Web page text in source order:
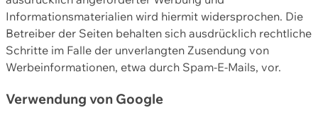
Informationsmaterialien wird hiermit widersprochen. Die
Betreiber der Seiten behalten sich ausdrücklich rechtliche
Schritte im Falle der unverlangten Zusendung von
Werbeinformationen, etwa durch Spam-E-Mails, vor.
Verwendung von Google